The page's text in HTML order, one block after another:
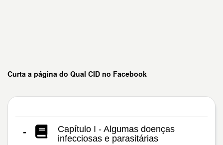
Curta a página do Qual CID no Facebook
-
Capítulo I - Algumas doenças
infecciosas e parasitárias